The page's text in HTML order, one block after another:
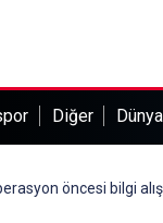
Diğer Dünya
öncesi bilgi